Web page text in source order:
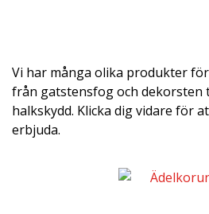
Vi har många olika produkter
från gatstensfog och dekorsten
halkskydd. Klicka dig vidare för
erbjuda.